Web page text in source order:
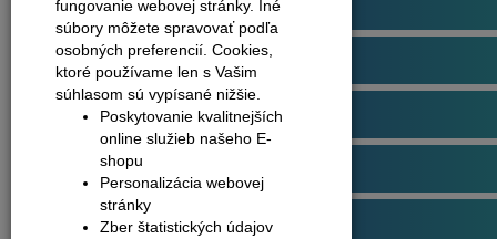
Podlahové profily
Plávajúce podlahy
Dvere
Obklady na stenu
Obvodové lišty (soklové)
fungovanie webovej stránky. Iné
súbory môžete spravovať podľa
osobných preferencií. Cookies,
ktoré používame len s Vašim
súhlasom sú vypísané nižšie.
Poskytovanie kvalitnejších
online služieb našeho E-
shopu
Personalizácia webovej
stránky
Zber štatistických údajov